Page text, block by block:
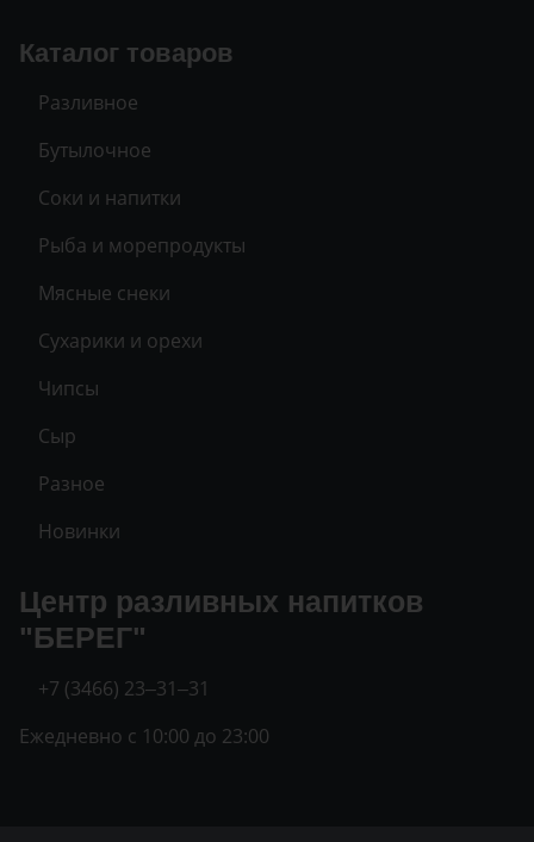
Каталог товаров
Разливное
Бутылочное
Соки и напитки
Рыба и морепродукты
Мясные снеки
Сухарики и орехи
Чипсы
Сыр
Разное
Новинки
Центр разливных напитков
"БЕРЕГ"
+7 (3466) 23‒31‒31
Ежедневно с 10:00 до 23:00